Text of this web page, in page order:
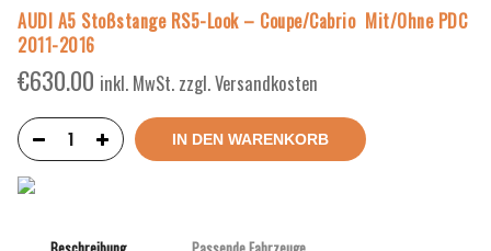
AUDI A5 Stoßstange RS5-Look – Coupe/Cabrio Mit/Ohne PDC
2011-2016
€630.00 inkl. MwSt. zzgl. Versandkosten
IN DEN WARENKORB